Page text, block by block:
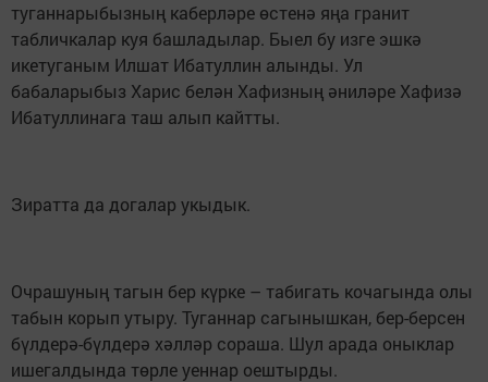
туганнарыбызның каберләре өстенә яңа гранит
табличкалар куя башладылар. Быел бу изге эшкә
икетуганым Илшат Ибатуллин алынды. Ул
бабаларыбыз Харис белән Хафизның әниләре Хафизә
Ибатуллинага таш алып кайтты.
Зиратта да догалар укыдык.
Очрашуның тагын бер күрке – табигать кочагында олы
табын корып утыру. Туганнар сагынышкан, бер-берсен
бүлдерә-бүлдерә хәлләр сораша. Шул арада оныклар
ишегалдында төрле уеннар оештырды.